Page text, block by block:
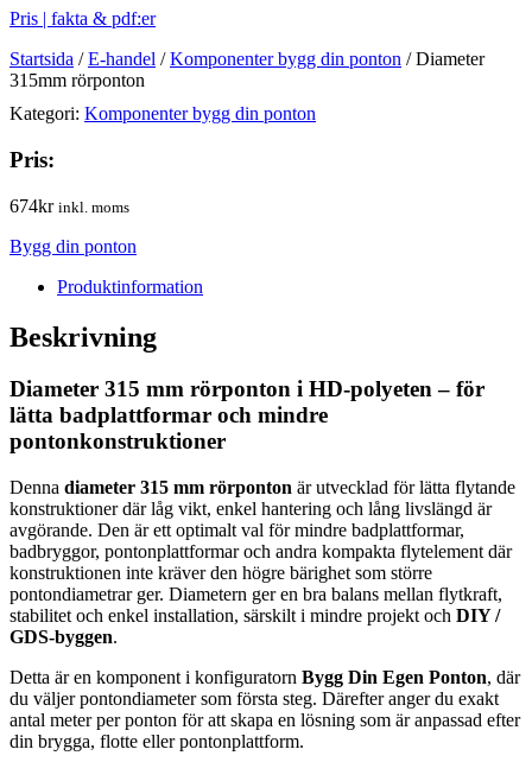
Pris | fakta & pdf:er
Startsida /E-handel /Komponenter bygg din ponton /Diameter
315mm rörponton
Kategori: Komponenter bygg din ponton
Pris:
674kr inkl. moms
Bygg din ponton
Produktinformation
Beskrivning
Diameter 315 mm rörponton i HD-polyeten – för
lätta badplattformar och mindre
pontonkonstruktioner
Denna diameter 315 mm rörponton är utvecklad för lätta flytande
konstruktioner där låg vikt, enkel hantering och lång livslängd är
avgörande. Den är ett optimalt val för mindre badplattformar,
badbryggor, pontonplattformar och andra kompakta flytelement där
konstruktionen inte kräver den högre bärighet som större
pontondiametrar ger. Diametern ger en bra balans mellan flytkraft,
stabilitet och enkel installation, särskilt i mindre projekt och DIY /
GDS-byggen.
Detta är en komponent i konfiguratorn Bygg Din Egen Ponton, där
du väljer pontondiameter som första steg. Därefter anger du exakt
antal meter per ponton för att skapa en lösning som är anpassad efter
din brygga, flotte eller pontonplattform.